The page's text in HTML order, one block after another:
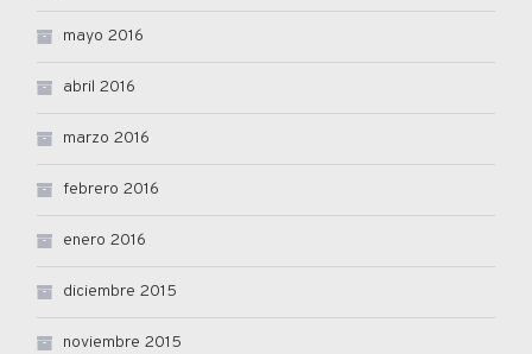
mayo 2016
abril 2016
marzo 2016
febrero 2016
enero 2016
diciembre 2015
noviembre 2015